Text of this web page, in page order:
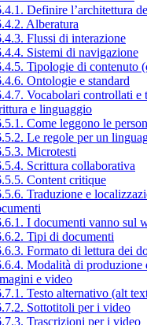
Definire l’architettura
Alberatura
Flussi di interazione
Sistemi di navigazione
Tipologie di contenuto
Ontologie e standard
Vocabolari controllati e
e linguaggio
Come leggono le
Le regole per un
Microtesti
Scrittura collaborativa
Content critique
Traduzione e
I documenti vanno sul
Tipi di documenti
Formato di lettura dei
Modalità di produzione
e video
Testo alternativo (alt
Sottotitoli per i video
Trascrizioni per i video